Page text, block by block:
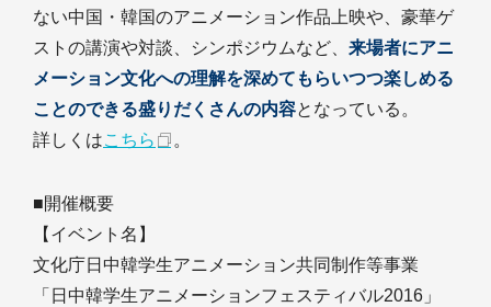
ない中国・韓国のアニメーション作品上映や、豪華ゲ
ストの講演や対談、シンポジウムなど、 来場者にアニ
メーション文化への理解を深めてもらいつつ楽しめる
ことのできる盛りだくさんの内容となっている。
詳しくはこちら 。
■開催概要
【イベント名】
文化庁日中韓学生アニメーション共同制作等事業
「日中韓学生アニメーションフェスティバル2016」